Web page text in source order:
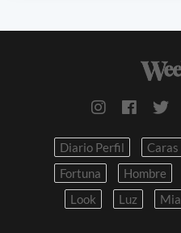
Diario Perfil Caras
Fortuna
Hombre
Look
Luz Mia